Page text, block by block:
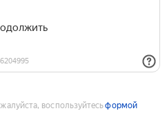
воспользуйтесьформой